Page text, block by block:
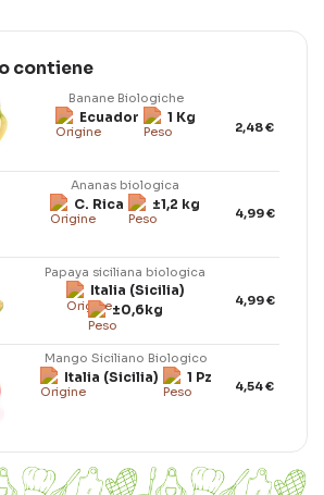
contiene
Banane Biologiche
Ecuador 1 Kg
2,48 €
Ananas biologica
C. Rica ±1,2 kg
4,99 €
Papaya siciliana biologica
Italia (Sicilia)
±0,6kg
4,99 €
Mango Siciliano Biologico
Italia (Sicilia) 1 Pz
4,54 €